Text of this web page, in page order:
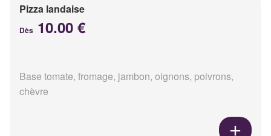
Pizza landaise
Dès 10.00 €
Base tomate, fromage, jambon, oignons, poivrons,
chèvre